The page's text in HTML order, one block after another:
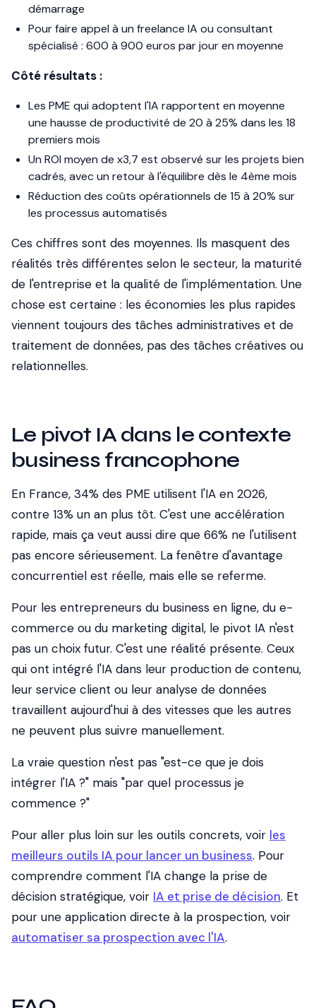
démarrage
Pour faire appel à un freelance IA ou consultant
spécialisé : 600 à 900 euros par jour en moyenne
Côté résultats :
Les PME qui adoptent l'IA rapportent en moyenne
une hausse de productivité de 20 à 25% dans les 18
premiers mois
Un ROI moyen de x3,7 est observé sur les projets bien
cadrés, avec un retour à l'équilibre dès le 4ème mois
Réduction des coûts opérationnels de 15 à 20% sur
les processus automatisés
Ces chiffres sont des moyennes. Ils masquent des
réalités très différentes selon le secteur, la maturité
de l'entreprise et la qualité de l'implémentation. Une
chose est certaine : les économies les plus rapides
viennent toujours des tâches administratives et de
traitement de données, pas des tâches créatives ou
relationnelles.
Le pivot IA dans le contexte
business francophone
En France, 34% des PME utilisent l'IA en 2026,
contre 13% un an plus tôt. C'est une accélération
rapide, mais ça veut aussi dire que 66% ne l'utilisent
pas encore sérieusement. La fenêtre d'avantage
concurrentiel est réelle, mais elle se referme.
Pour les entrepreneurs du business en ligne, du e-
commerce ou du marketing digital, le pivot IA n'est
pas un choix futur. C'est une réalité présente. Ceux
qui ont intégré l'IA dans leur production de contenu,
leur service client ou leur analyse de données
travaillent aujourd'hui à des vitesses que les autres
ne peuvent plus suivre manuellement.
La vraie question n'est pas "est-ce que je dois
intégrer l'IA ?" mais "par quel processus je
commence ?"
Pour aller plus loin sur les outils concrets, voir les
meilleurs outils IA pour lancer un business. Pour
comprendre comment l'IA change la prise de
décision stratégique, voir IA et prise de décision. Et
pour une application directe à la prospection, voir
automatiser sa prospection avec l'IA.